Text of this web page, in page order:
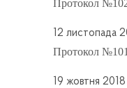
Протокол
12 листопада
Протокол №101
19 жовтня